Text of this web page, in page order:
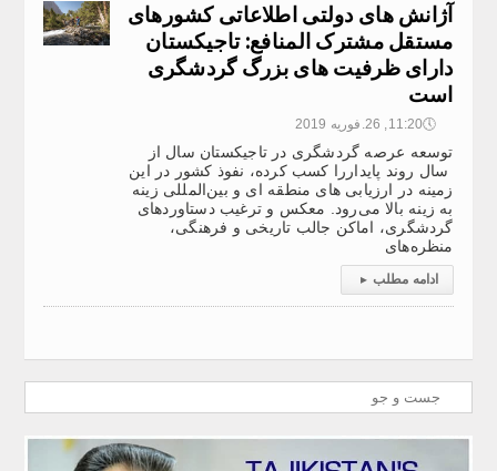
آژانش های دولتی اطلاعاتی کشورهای
مستقل مشترک المنافع: تاجیکستان
دارای ظرفیت های بزرگ گردشگری
است
🕔11:20, 26.فوریه 2019
توسعه عرصه گردشگری در تاجیکستان سال از
سال روند پایداررا کسب کرده، نفوذ کشور در این
زمینه در ارزیابی های منطقه ای و بین‌المللی زینه
به زینه بالا می‌رود. معکس و ترغیب دستاوردهای
گردشگری، اماکن جالب تاریخی و فرهنگی،
منظره‌های
ادامه مطلب ▸